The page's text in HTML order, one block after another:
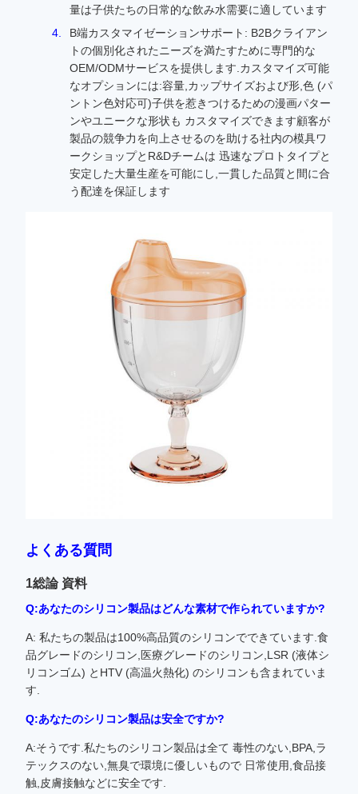
量は子供たちの日常的な飲み水需要に適しています
B端カスタマイゼーションサポート: B2Bクライアン
トの個別化されたニーズを満たすために専門的な
OEM/ODMサービスを提供します.カスタマイズ可能
なオプションには:容量,カップサイズおよび形,色 (パ
ントン色対応可)子供を惹きつけるための漫画パター
ンやユニークな形状も カスタマイズできます顧客が
製品の競争力を向上させるのを助ける社内の模具ワ
ークショップとR&Dチームは 迅速なプロトタイプと
安定した大量生産を可能にし,一貫した品質と間に合
う配達を保証します
よくある質問
1総論 資料
Q:あなたのシリコン製品はどんな素材で作られていますか?
A: 私たちの製品は100%高品質のシリコンでできています.食
品グレードのシリコン,医療グレードのシリコン,LSR (液体シ
リコンゴム) とHTV (高温火熱化) のシリコンも含まれていま
す.
Q:あなたのシリコン製品は安全ですか?
A:そうです.私たちのシリコン製品は全て 毒性のない,BPA,ラ
テックスのない,無臭で環境に優しいもので 日常使用,食品接
触,皮膚接触などに安全です.